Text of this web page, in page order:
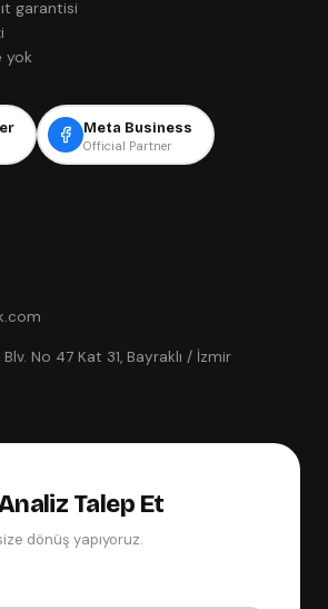
garantisi
yok
Meta Business
Official Partner
No 47 Kat 31, Bayraklı / İzmir
Talep Et
dönüş yapıyoruz.